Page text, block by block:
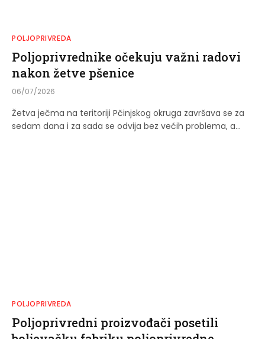
POLJOPRIVREDA
Poljoprivrednike očekuju važni radovi
nakon žetve pšenice
06/07/2026
Žetva ječma na teritoriji Pčinjskog okruga završava se za
sedam dana i za sada se odvija bez većih problema, a…
POLJOPRIVREDA
Poljoprivredni proizvođači posetili